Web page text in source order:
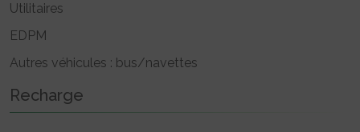
Utilitaires
EDPM
Autres véhicules : bus/navettes
Recharge